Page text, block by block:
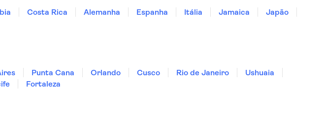
Costa Rica Alemanha Espanha Itália Jamaica
Japão
Punta Cana Orlando Cusco Rio de Janeiro
Ushuaia
Fortaleza